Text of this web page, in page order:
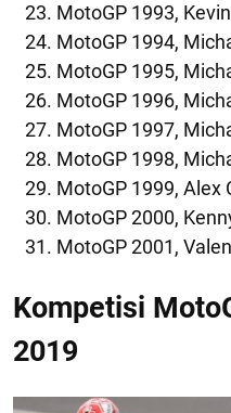
MotoGP 1993,
MotoGP 1994,
MotoGP 1995,
MotoGP 1996,
MotoGP 1997,
MotoGP 1998,
MotoGP 1999, Alex
MotoGP 2000,
MotoGP 2001,
Kompetisi
2019